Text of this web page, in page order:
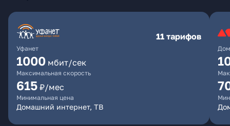
Уфанет
11 тарифов
1000 мбит/сек
Максимальная скорость
615 ₽/мес
Минимальная цена
Домашний интернет, ТВ